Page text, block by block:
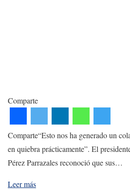
Comparte
Comparte“Esto nos ha generado un
en quiebra prácticamente”. El
Pérez Parrazales reconoció que sus…
Leer más